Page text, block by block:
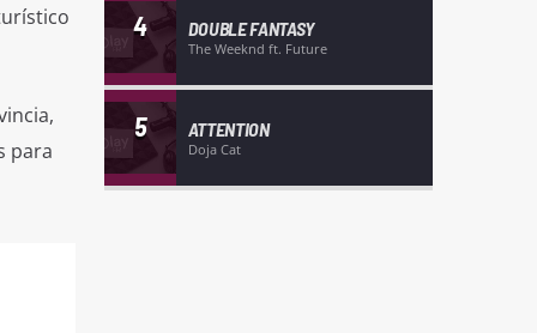
para
4 DOUBLE FANTASY
The Weeknd ft. Future
5 ATTENTION
Doja Cat